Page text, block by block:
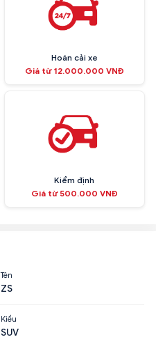
Hoán cải xe
Giá từ 12.000.000 VNĐ
Kiểm định
Giá từ 500.000 VNĐ
Tên
ZS
Kiểu
SUV